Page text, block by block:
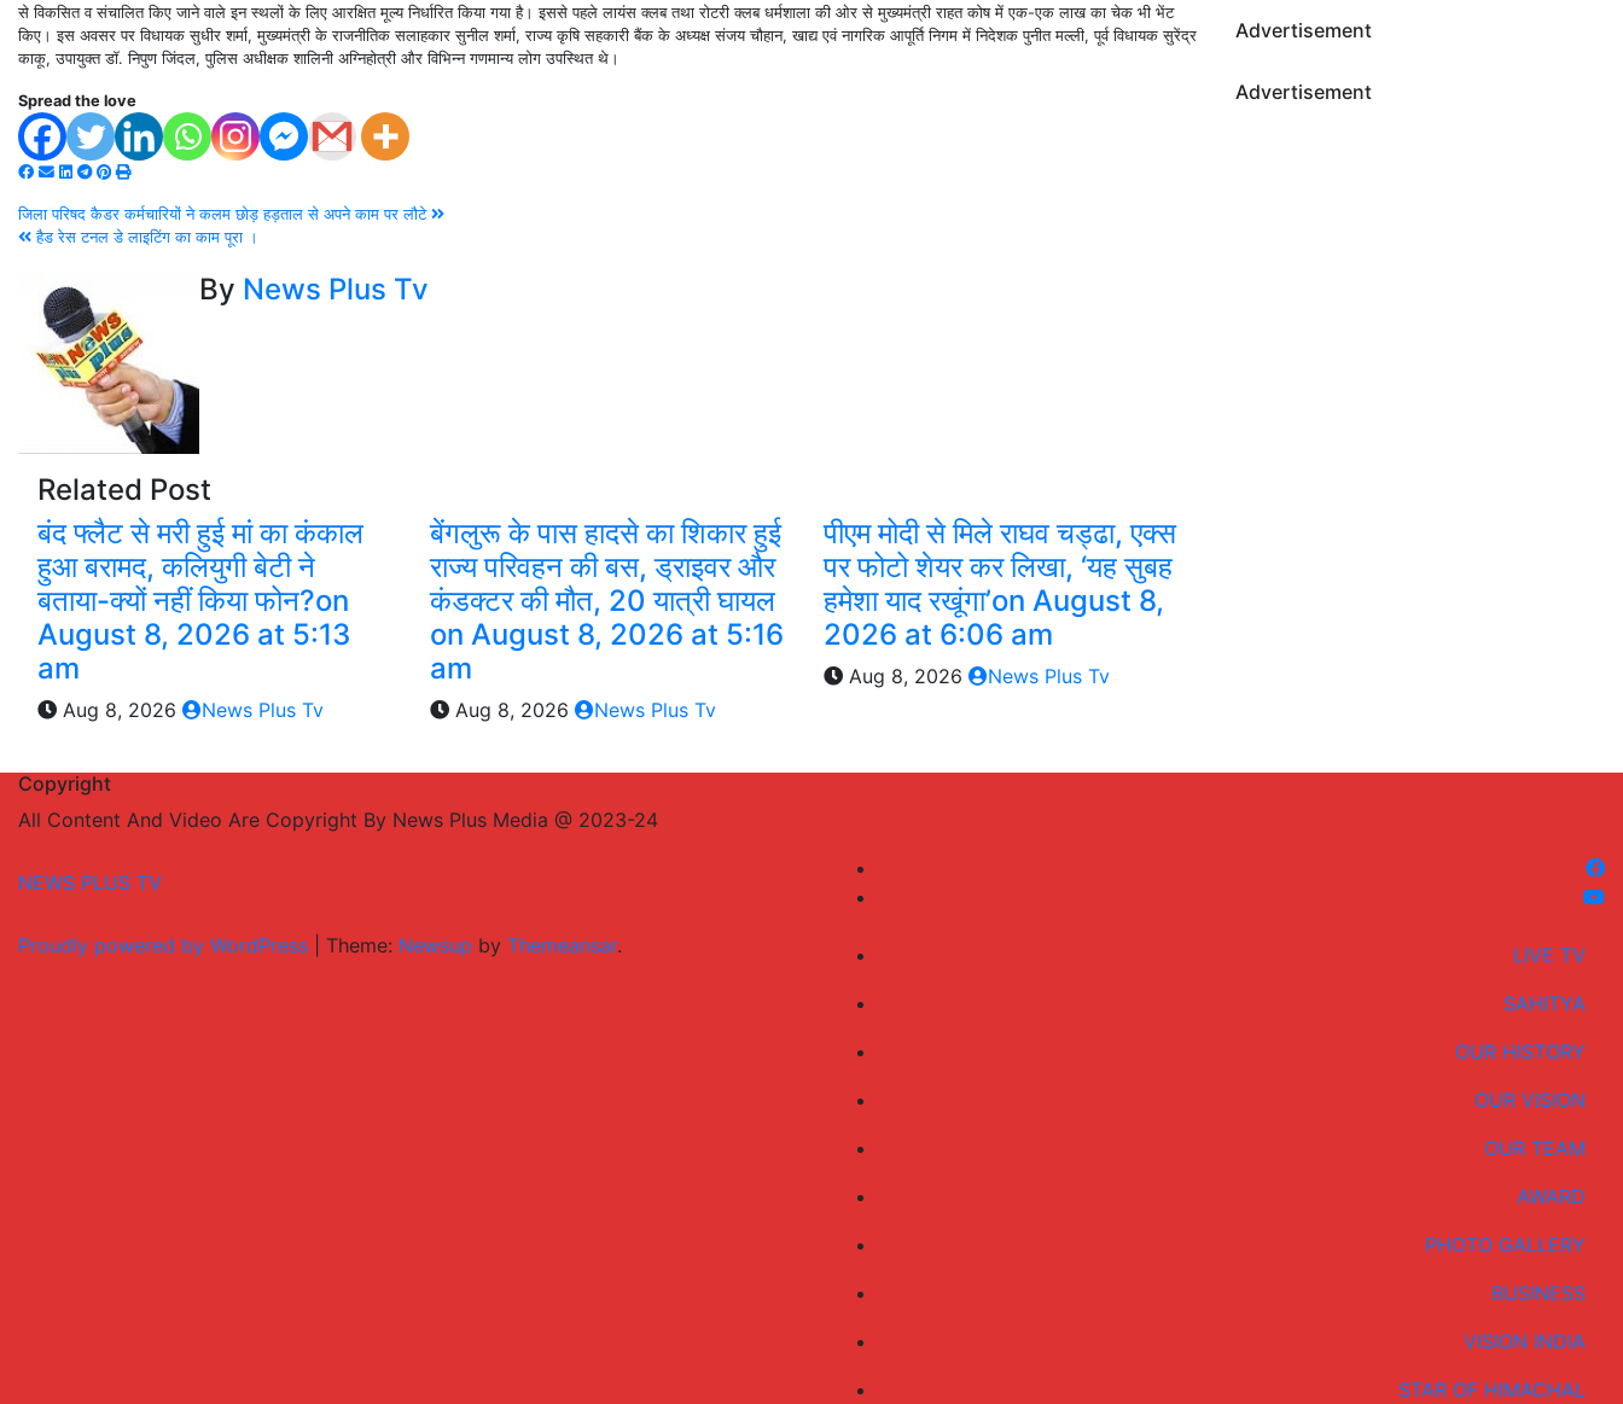
से विकसित व संचालित किए जाने वाले इन स्थलों के लिए आरक्षित मूल्य निर्धारित किया गया है। इससे पहले लायंस क्लब तथा रोटरी क्लब धर्मशाला की ओर से मुख्यमंत्री राहत कोष में एक-एक लाख का चेक भी भेंट
किए। इस अवसर पर विधायक सुधीर शर्मा, मुख्यमंत्री के राजनीतिक सलाहकार सुनील शर्मा, राज्य कृषि सहकारी बैंक के अध्यक्ष संजय चौहान, खाद्य एवं नागरिक आपूर्ति निगम में निदेशक पुनीत मल्ली, पूर्व विधायक सुरेंद्र
काकू, उपायुक्त डॉ. निपुण जिंदल, पुलिस अधीक्षक शालिनी अग्निहोत्री और विभिन्न गणमान्य लोग उपस्थित थे।
Spread the love
जिला परिषद कैडर कर्मचारियों ने कलम छोड़ हड़ताल से अपने काम पर लौटे
हैड रेस टनल डे लाइटिंग का काम पूरा ।
By News Plus Tv
Related Post
बंद फ्लैट से मरी हुई मां का कंकाल
हुआ बरामद, कलियुगी बेटी ने
बताया-क्यों नहीं किया फोन?​on
August 8, 2026 at 5:13
am
Aug 8, 2026 News Plus Tv
बेंगलुरू के पास हादसे का शिकार हुई
राज्य परिवहन की बस, ड्राइवर और
कंडक्टर की मौत, 20 यात्री घायल​
on August 8, 2026 at 5:16
am
Aug 8, 2026 News Plus Tv
पीएम मोदी से मिले राघव चड्ढा, एक्स
पर फोटो शेयर कर लिखा, ‘यह सुबह
हमेशा याद रखूंगा’​on August 8,
2026 at 6:06 am
Aug 8, 2026 News Plus Tv
Advertisement
Advertisement
Copyright
All Content And Video Are Copyright By News Plus Media @ 2023-24
NEWS PLUS TV
Proudly powered by WordPress Theme: Newsup by Themeansar.
LIVE TV
SAHITYA
OUR HISTORY
OUR VISION
OUR TEAM
AWARD
PHOTO GALLERY
BUSINESS
VISION INDIA
STAR OF HIMACHAL